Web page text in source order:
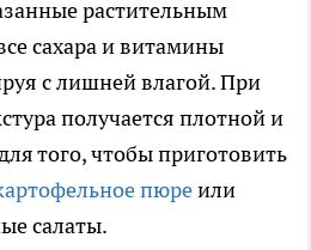
растительным
сахара и витамины
с лишней влагой. При
получается плотной и
того, чтобы приготовить
пюреили
салаты.